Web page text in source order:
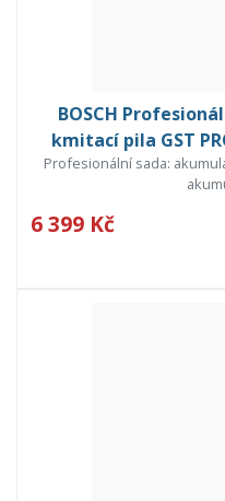
BOSCH
kmitací pila GST
Profesionální sada:
6 399 Kč